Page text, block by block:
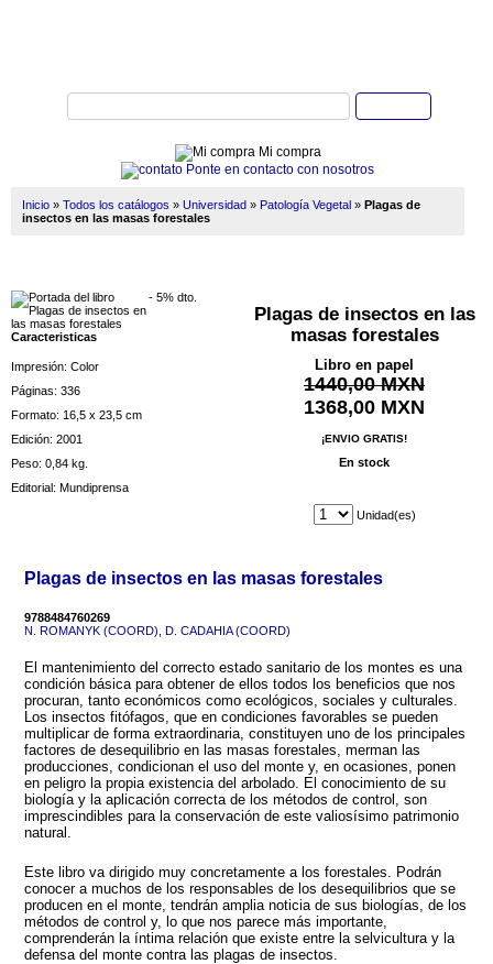
Mi compra
Ponte en contacto con nosotros
Inicio » Todos los catálogos » Universidad » Patología Vegetal » Plagas de
insectos en las masas forestales
- 5% dto.
Plagas de insectos en las
masas forestales
Libro en papel
1440,00 MXN
1368,00 MXN
¡ENVIO GRATIS!
En stock
Unidad(es)
Caracteristicas
Impresión: Color
Páginas: 336
Formato: 16,5 x 23,5 cm
Edición: 2001
Peso: 0,84 kg.
Editorial: Mundiprensa
Plagas de insectos en las masas forestales
9788484760269
N. ROMANYK (COORD) ,D. CADAHIA (COORD)
El mantenimiento del correcto estado sanitario de los montes es una
condición básica para obtener de ellos todos los beneficios que nos
procuran, tanto económicos como ecológicos, sociales y culturales.
Los insectos fitófagos, que en condiciones favorables se pueden
multiplicar de forma extraordinaria, constituyen uno de los principales
factores de desequilibrio en las masas forestales, merman las
producciones, condicionan el uso del monte y, en ocasiones, ponen
en peligro la propia existencia del arbolado. El conocimiento de su
biología y la aplicación correcta de los métodos de control, son
imprescindibles para la conservación de este valiosísimo patrimonio
natural.
Este libro va dirigido muy concretamente a los forestales. Podrán
conocer a muchos de los responsables de los desequilibrios que se
producen en el monte, tendrán amplia noticia de sus biologías, de los
métodos de control y, lo que nos parece más importante,
comprenderán la íntima relación que existe entre la selvicultura y la
defensa del monte contra las plagas de insectos.